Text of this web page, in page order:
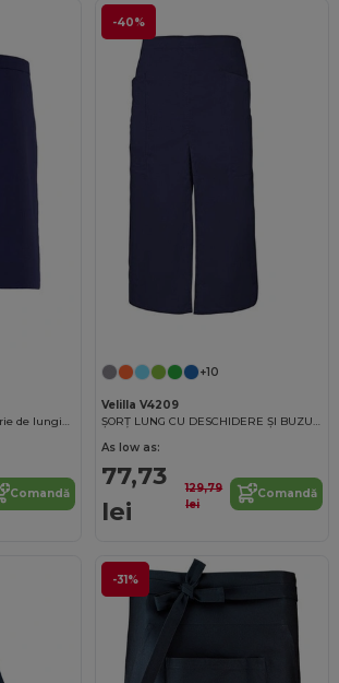
Șorț profesional de bucătărie de lungime medie cu buzunar central
Comandă
-40%
+10
Velilla V4209
ȘORȚ LUNG CU DESCHIDERE ȘI BUZUNARE
As low as:
77,73
lei
129,79
lei
Comandă
-31%